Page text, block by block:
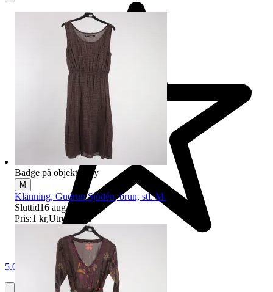
5.0
Badge på objektet: Ny
M
Klänning, Gudrun Sjödén, brun, stl. M.
Sluttid16 aug 21:52
Pris:1 kr,Utropspris .